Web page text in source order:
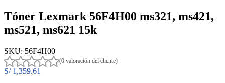
Tóner Lexmark 56F4H00 ms321, ms421,
ms521, ms621 15k
SKU: 56F4H00
(0 valoración del cliente)
S/1,359.61